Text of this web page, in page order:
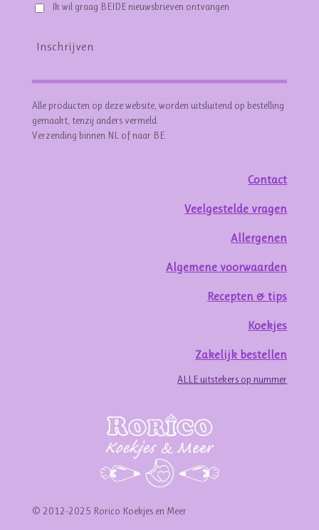
Ik wil graag BEIDE nieuwsbrieven ontvangen
Inschrijven
Alle producten op deze website, worden uitsluitend op bestelling
gemaakt, tenzij anders vermeld.
Verzending binnen NL of naar BE.
Contact
Veelgestelde vragen
Allergenen
Algemene voorwaarden
Recepten & tips
Koekjes
Zakelijk bestellen
ALLE uitstekers op nummer
© 2012-2025 Rorico Koekjes en Meer